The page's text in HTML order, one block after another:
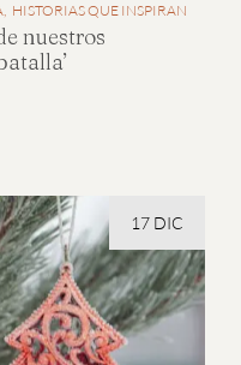
HISTORIAS QUE INSPIRAN
nuestros
17 DIC